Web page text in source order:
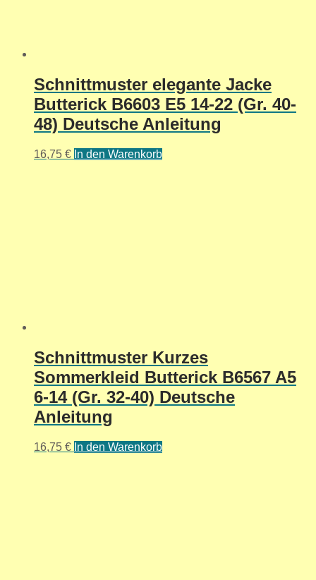
Schnittmuster elegante Jacke
Butterick B6603 E5 14-22 (Gr. 40-
48) Deutsche Anleitung
16,75 € In den Warenkorb
Schnittmuster Kurzes
Sommerkleid Butterick B6567 A5
6-14 (Gr. 32-40) Deutsche
Anleitung
16,75 € In den Warenkorb